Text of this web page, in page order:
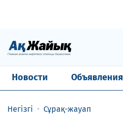
Новости Объявления
Негізгі Сұрақ-жауап